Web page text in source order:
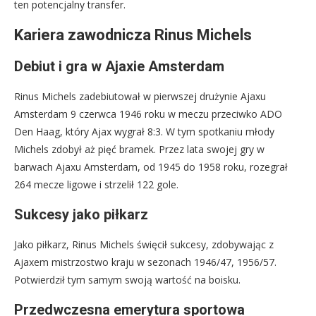
ten potencjalny transfer.
Kariera zawodnicza Rinus Michels
Debiut i gra w Ajaxie Amsterdam
Rinus Michels zadebiutował w pierwszej drużynie Ajaxu
Amsterdam 9 czerwca 1946 roku w meczu przeciwko ADO
Den Haag, który Ajax wygrał 8:3. W tym spotkaniu młody
Michels zdobył aż pięć bramek. Przez lata swojej gry w
barwach Ajaxu Amsterdam, od 1945 do 1958 roku, rozegrał
264 mecze ligowe i strzelił 122 gole.
Sukcesy jako piłkarz
Jako piłkarz, Rinus Michels święcił sukcesy, zdobywając z
Ajaxem mistrzostwo kraju w sezonach 1946/47, 1956/57.
Potwierdził tym samym swoją wartość na boisku.
Przedwczesna emerytura sportowa